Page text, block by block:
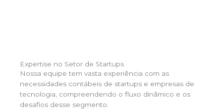
Expertise no Setor de Startups
Nossa equipe tem vasta experiência com as
necessidades contábeis de startups e empresas de
tecnologia, compreendendo o fluxo dinâmico e os
desafios desse segmento.